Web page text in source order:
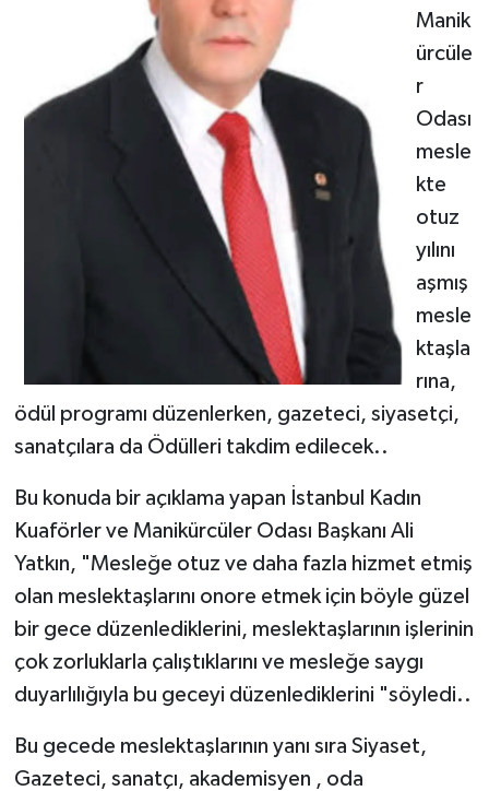
Manik
ürcüle
r
Odası
mesle
kte
otuz
yılını
aşmış
mesle
ktaşla
rına,
ödül programı düzenlerken, gazeteci, siyasetçi,
sanatçılara da Ödülleri takdim edilecek..
Bu konuda bir açıklama yapan İstanbul Kadın
Kuaförler ve Manikürcüler Odası Başkanı Ali
Yatkın, "Mesleğe otuz ve daha fazla hizmet etmiş
olan meslektaşlarını onore etmek için böyle güzel
bir gece düzenlediklerini, meslektaşlarının işlerinin
çok zorluklarla çalıştıklarını ve mesleğe saygı
duyarlılığıyla bu geceyi düzenlediklerini "söyledi..
Bu gecede meslektaşlarının yanı sıra Siyaset,
Gazeteci, sanatçı, akademisyen , oda